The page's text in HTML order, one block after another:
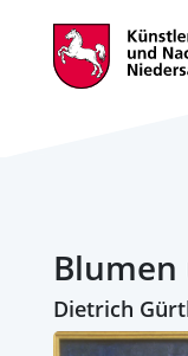
Blumen
Dietrich